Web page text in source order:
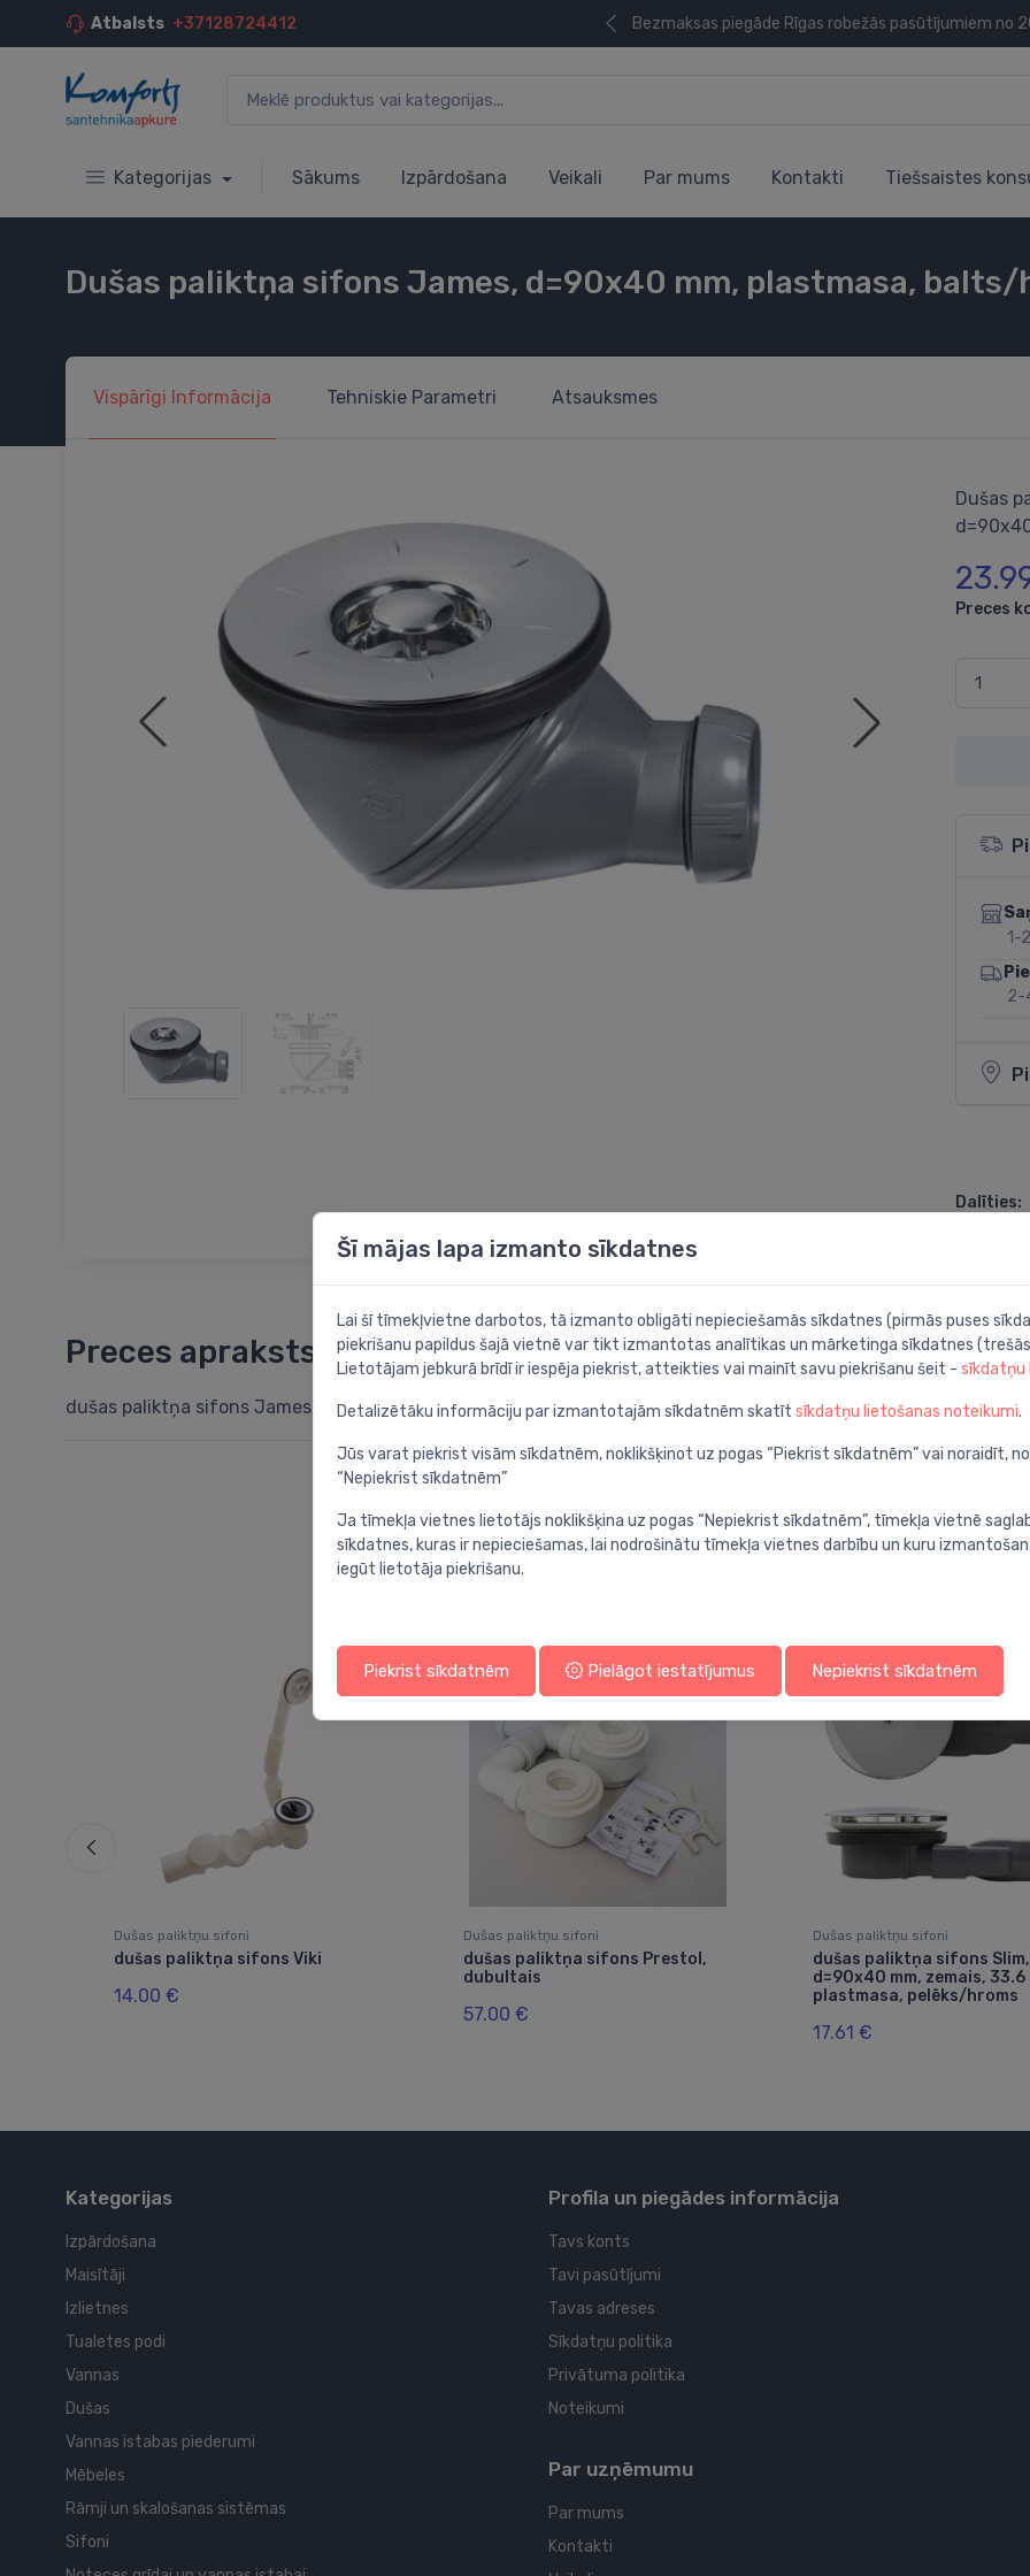
Atbalsts +37128724412 Bezmaksas piegāde Rīgas robežās pasūtījumiem no
Kategorijas Sākums Izpārdošana Veikali Par mums Kontakti Tiešsaistes
Dušas paliktņa sifons James, d=90x40 mm, plastmasa, balts/
Vispārīgi Informācija Tehniskie Parametri Atsauksmes
Dušas
Preces
1-
2-
Dalīties:
Preces apraksts
dušas paliktņa sifons James, d=90x40 mm, plastmasa, balts/hroms
Dušas paliktņu sifoni
dušas paliktņa sifons Viki
14.00 €
Dušas paliktņu sifoni
dušas paliktņa sifons Prestol,
dubultais
57.00 €
Dušas paliktņu sifoni
dušas paliktņa sifons Slim,
d=90x40 mm, zemais, 33.6
plastmasa, pelēks/hroms
17.61 €
Kategorijas
Izpārdošana
Maisītāji
Izlietnes
Tualetes podi
Vannas
Dušas
Vannas istabas piederumi
Mēbeles
Rāmji un skalošanas sistēmas
Sifoni
Profila un piegādes informācija
Tavs konts
Tavi pasūtījumi
Tavas adreses
Sīkdatņu politika
Privātuma politika
Noteikumi
Par uzņēmumu
Par mums
Kontakti
Šī mājas lapa izmanto sīkdatnes
Lai šī tīmekļvietne darbotos, tā izmanto obligāti nepieciešamās sīkdatnes (pirmās puses
piekrišanu papildus šajā vietnē var tikt izmantotas analītikas un mārketinga sīkdatnes
Lietotājam jebkurā brīdī ir iespēja piekrist, atteikties vai mainīt savu piekrišanu šeit - sīkdatņu
Detalizētāku informāciju par izmantotajām sīkdatnēm skatīt sīkdatņu lietošanas noteikumi.
Jūs varat piekrist visām sīkdatnēm, noklikšķinot uz pogas “Piekrist sīkdatnēm” vai noraidīt,
“Nepiekrist sīkdatnēm”
Ja tīmekļa vietnes lietotājs noklikšķina uz pogas “Nepiekrist sīkdatnēm”, tīmekļa vietnē
sīkdatnes, kuras ir nepieciešamas, lai nodrošinātu tīmekļa vietnes darbību un kuru
iegūt lietotāja piekrišanu.
Piekrist sīkdatnēm Pielāgot iestatījumus Nepiekrist sīkdatnēm